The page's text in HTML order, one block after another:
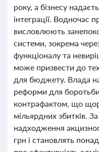
року, а бізнесу
інтеграції. Водночас
висловлюють
системи, зокрема
функціоналу та
може призвести до
для бюджету. Влада
реформи для
контрафактом, що
мільярдних збитків.
надходження
грн і становлять